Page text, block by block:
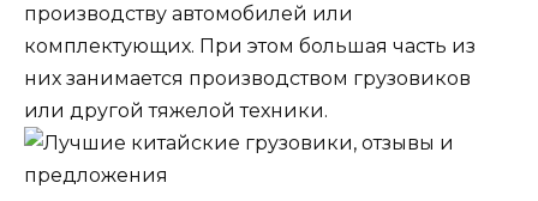
производству автомобилей или
комплектующих. При этом большая часть из
них занимается производством грузовиков
или другой тяжелой техники.